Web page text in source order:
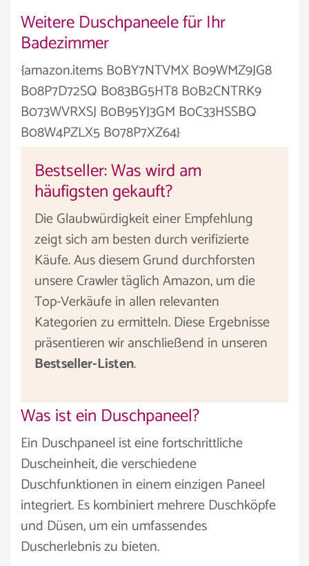
Weitere Duschpaneele für Ihr
Badezimmer
{amazon.items B0BY7NTVMX B09WMZ9JG8
B08P7D72SQ B083BG5HT8 B0B2CNTRK9
B073WVRXSJ B0B95YJ3GM B0C33HSSBQ
B08W4PZLX5 B078P7XZ64}
Bestseller: Was wird am
häufigsten gekauft?
Die Glaubwürdigkeit einer Empfehlung
zeigt sich am besten durch verifizierte
Käufe. Aus diesem Grund durchforsten
unsere Crawler täglich Amazon, um die
Top-Verkäufe in allen relevanten
Kategorien zu ermitteln. Diese Ergebnisse
präsentieren wir anschließend in unseren
Bestseller-Listen.
Was ist ein Duschpaneel?
Ein Duschpaneel ist eine fortschrittliche
Duscheinheit, die verschiedene
Duschfunktionen in einem einzigen Paneel
integriert. Es kombiniert mehrere Duschköpfe
und Düsen, um ein umfassendes
Duscherlebnis zu bieten.